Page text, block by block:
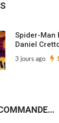
Spider-Man
Daniel
3 jours ago